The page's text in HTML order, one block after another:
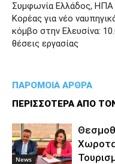
Συμφωνία Ελλάδος, ΗΠΑ
Κορέας για νέο
κόμβο στην Ελευσίνα:
θέσεις εργασίας
ΠΑΡΟΜΟΙΑ ΑΡΘΡΑ
ΠΕΡΙΣΣΟΤΕΡΑ ΑΠΟ
News